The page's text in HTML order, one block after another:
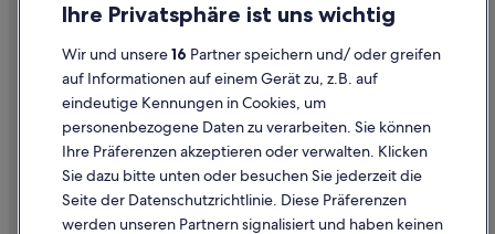
Inhaltsrichtlinien und Melden von Inhalten
Hilfe
Hilfe
Flug stornieren
Ihre Privatsphäre ist uns wichtig
Wir und unsere16 Partner speichern und/ oder greifen
auf Informationen auf einem Gerät zu, z.B. auf
eindeutige Kennungen in Cookies, um
personenbezogene Daten zu verarbeiten. Sie können
Ihre Präferenzen akzeptieren oder verwalten. Klicken
Sie dazu bitte unten oder besuchen Sie jederzeit die
Seite der Datenschutzrichtlinie. Diese Präferenzen
werden unseren Partnern signalisiert und haben keinen